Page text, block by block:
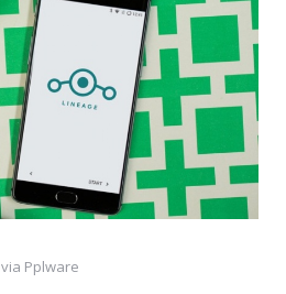
via Pplware